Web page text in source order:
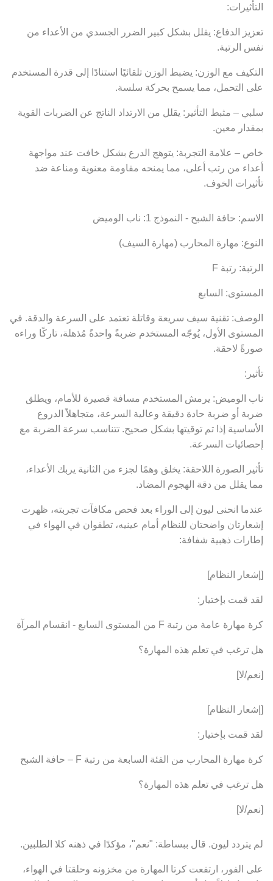
التأثيرات:
تعزيز الدفاع: يقلل بشكل كبير الضرر الجسدي من الأعداء من
نفس الرتبة.
التكيف مع الوزن: يضبط الوزن تلقائيًا استنادًا إلى قدرة المستخدم
على التحمل، مما يسمح بحركة سلسة.
سلبي – مثبط التأثير: يقلل من الارتداد الناتج عن الضربات القوية
بمقدار معين.
خاص – علامة التجربة: يتوهج الدرع بشكل خافت عند مواجهة
أعداء من رتب أعلى، مما يمنحه مقاومة معنوية ومناعة ضد
تأثيرات الخوف.
الاسم: حافة الشبح - النموذج 1: ناب الوميض
النوع: مهارة المحارب (مهارة السيف)
الرتبة: رتبة F
المستوى: السابع
الوصف: تقنية سيف سريعة وقاتلة تعتمد على السرعة والدقة. في
المستوى الأول، يُوجّه المستخدم ضربةً واحدةً مُذهلة، تاركًا وراءه
صورةً لاحقة.
تأثير:
ناب الوميض: يرمش المستخدم مسافة قصيرة للأمام، ويطلق
ضربة أو ضربة حادة دقيقة وعالية السرعة، متجاهلاً الدروع
الأساسية إذا تم توقيتها بشكل صحيح. تتناسب سرعة الضربة مع
إحصائيات السرعة.
تأثير الصورة اللاحقة: يخلق وهمًا لجزء من الثانية يربك الأعداء،
مما يقلل من دقة الهجوم المضاد.
عندما انحنى ليون إلى الوراء بعد فحص مكافآت تجربته، ظهرت
إشعارتان واضحتان للنظام أمام عينيه، تطفوان في الهواء في
إطارات ذهبية شفافة:
[إشعار النظام]
لقد قمت بإختيار:
كرة مهارة عامة من رتبة F من المستوى السابع - انقسام المرآة
هل ترغب في تعلم هذه المهارة؟
[نعم/لا]
[إشعار النظام]
لقد قمت بإختيار:
كرة مهارة المحارب من الفئة السابعة من رتبة F – حافة الشبح
هل ترغب في تعلم هذه المهارة؟
[نعم/لا]
لم يتردد ليون. قال ببساطة: "نعم"، مؤكدًا في ذهنه كلا الطلبين.
على الفور، ارتفعت كرتا المهارة من مخزونه وحلقتا في الهواء،